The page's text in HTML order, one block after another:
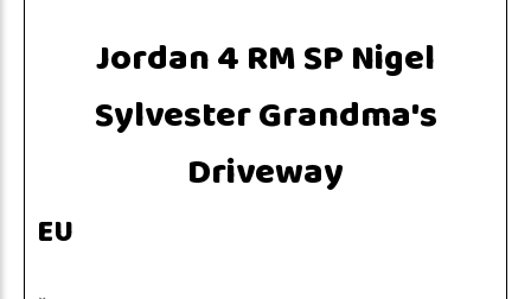
Jordan 4 RM SP Nigel
Sylvester Grandma's
Driveway
EU